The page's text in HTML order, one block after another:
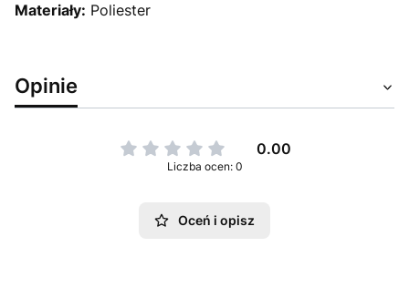
Materiały: Poliester
Opinie
0.00
Liczba ocen: 0
Oceń i opisz